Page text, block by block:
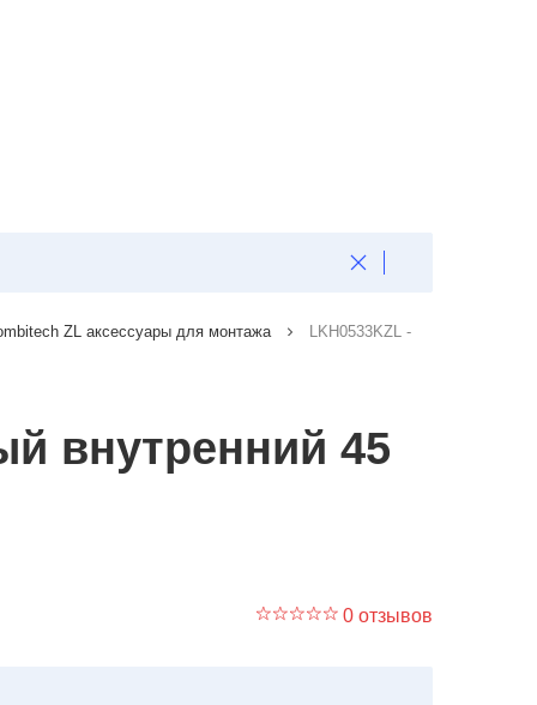
ZL аксессуары для монтажа
LKH0533KZL -
внутренний 45
0 отзывов